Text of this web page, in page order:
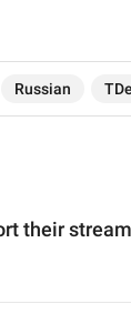
Russian
their